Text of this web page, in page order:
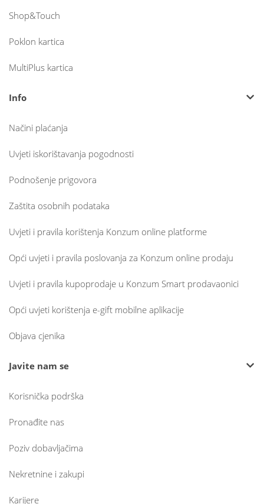
Shop&Touch
Poklon kartica
MultiPlus kartica
Info
Načini plaćanja
Uvjeti iskorištavanja pogodnosti
Podnošenje prigovora
Zaštita osobnih podataka
Uvjeti i pravila korištenja Konzum online platforme
Opći uvjeti i pravila poslovanja za Konzum online prodaju
Uvjeti i pravila kupoprodaje u Konzum Smart prodavaonici
Opći uvjeti korištenja e-gift mobilne aplikacije
Objava cjenika
Javite nam se
Korisnička podrška
Pronađite nas
Poziv dobavljačima
Nekretnine i zakupi
Karijere